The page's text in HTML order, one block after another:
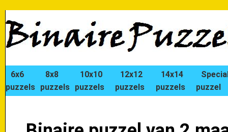
6x6
puzzels
8x8
puzzels
10x10
puzzels
12x12
puzzels
14x14
puzzels
puzzel